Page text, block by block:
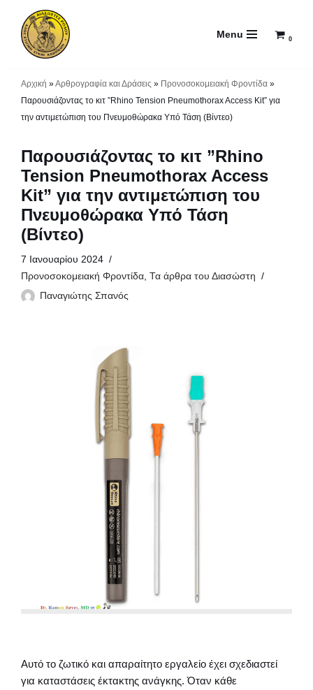
Μεταπηδήστε
Menu 0
Αρχική »Αρθρογραφία και Δράσεις » Προνοσοκομειακή Φροντίδα »
Παρουσιάζοντας το κιτ ”Rhino Tension Pneumothorax Access Kit” για
την αντιμετώπιση του Πνευμοθώρακα Υπό Τάση (Βίντεο)
Παρουσιάζοντας το κιτ ”Rhino
Tension Pneumothorax Access
Kit” για την αντιμετώπιση του
Πνευμοθώρακα Υπό Τάση
(Βίντεο)
7 Ιανουαρίου 2024
Προνοσοκομειακή Φροντίδα, Τα άρθρα του Διασώστη
Παναγιώτης Σπανός
Αυτό το ζωτικό και απαραίτητο εργαλείο έχει σχεδιαστεί
για καταστάσεις έκτακτης ανάγκης. Όταν κάθε